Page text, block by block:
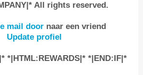
All rights reserved.
mail doornaar een vriend
Update profiel
*|HTML:REWARDS|* *|END:IF|*